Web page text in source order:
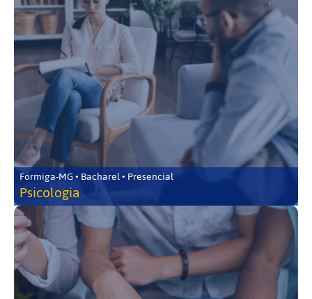
Formiga-MG • Bacharel • Presencial
Psicologia